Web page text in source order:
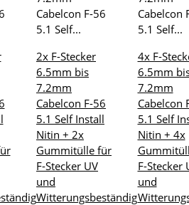
2x F-Stecker
6.5mm bis
7.2mm
Cabelcon F-56
5.1 Self Install
Nitin + 2x
Gummitülle für
F-Stecker UV
und
Witterungsbeständig
4x F-
6.5mm
7.2mm
Cabelcon
5.1 Self
Nitin + 4x
F-Stecker
und